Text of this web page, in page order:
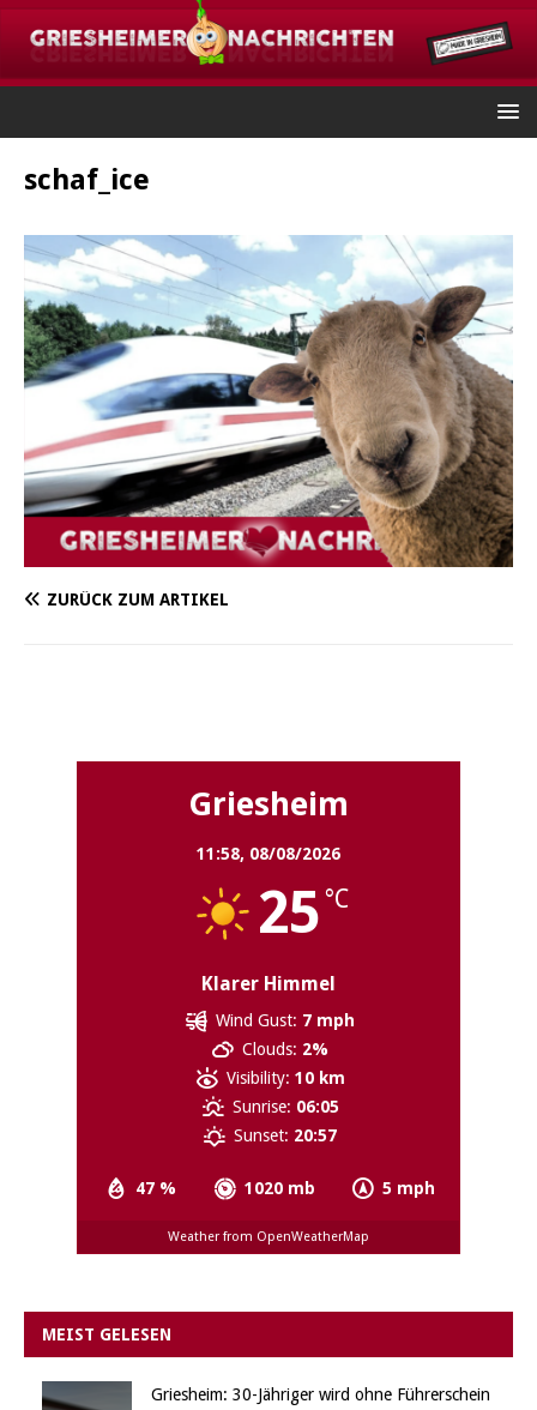
schaf_ice
ZURÜCK ZUM ARTIKEL
Griesheim
11:58, 08/08/2026
25 °C
Klarer Himmel
47 % 1020 mb 5 mph
Wind Gust: 7 mph
Clouds: 2%
Visibility: 10 km
Sunrise: 06:05
Sunset: 20:57
Weather from OpenWeatherMap
MEIST GELESEN
Griesheim: 30-Jähriger wird ohne Führerschein